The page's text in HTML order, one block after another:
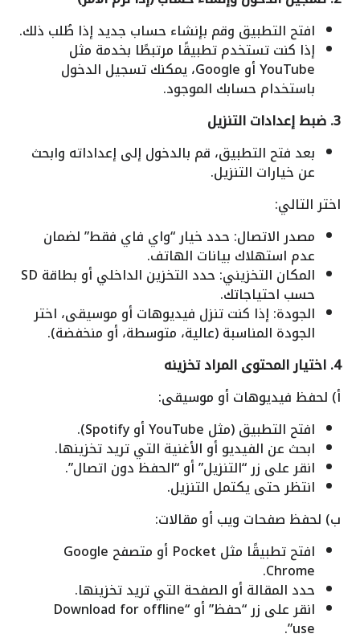
افتح التطبيق وقم بإنشاء حساب جديد إذا طُلب ذلك.
إذا كنت تستخدم تطبيقًا مرتبطًا بخدمة مثل
YouTube أو Google، يمكنك تسجيل الدخول
باستخدام حسابك الموجود.
3. ضبط إعدادات التنزيل
بعد فتح التطبيق، قم بالدخول إلى إعداداته وابحث
عن خيارات التنزيل.
اختر التالي:
مصدر الاتصال: حدد خيار “واي فاي فقط” لضمان
عدم استهلاك بيانات الهاتف.
المكان التخزيني: حدد التخزين الداخلي أو بطاقة SD
حسب احتياجاتك.
الجودة: إذا كنت تنزل فيديوهات أو موسيقى، اختر
الجودة المناسبة (عالية، متوسطة، أو منخفضة).
4. اختيار المحتوى المراد تخزينه
أ) لحفظ فيديوهات أو موسيقى:
افتح التطبيق (مثل YouTube أو Spotify).
ابحث عن الفيديو أو الأغنية التي تريد تخزينها.
انقر على زر “التنزيل” أو “الحفظ دون اتصال”.
انتظر حتى يكتمل التنزيل.
ب) لحفظ صفحات ويب أو مقالات:
افتح تطبيقًا مثل Pocket أو متصفح Google
Chrome.
حدد المقالة أو الصفحة التي تريد تخزينها.
انقر على زر “حفظ” أو “Download for offline
use”.